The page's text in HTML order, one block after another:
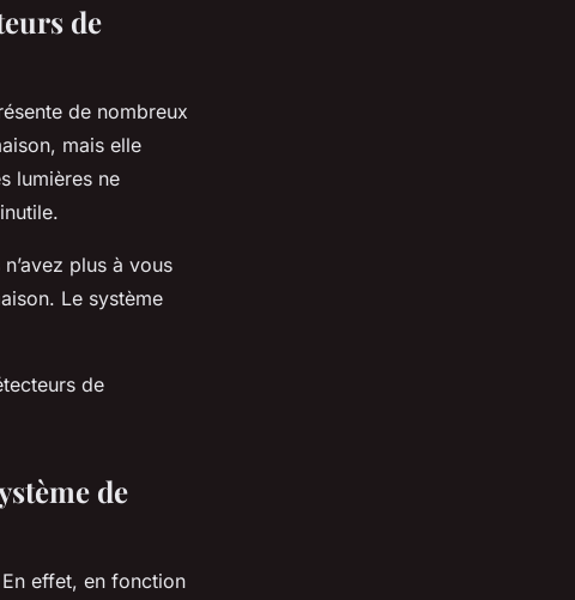
de
de nombreux
mais elle
lumières ne
plus à vous
Le système
de
de
effet, en fonction